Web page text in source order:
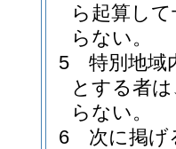
ら起算し
らない。
5
特別地域
とする者
らない。
6
次に掲げ